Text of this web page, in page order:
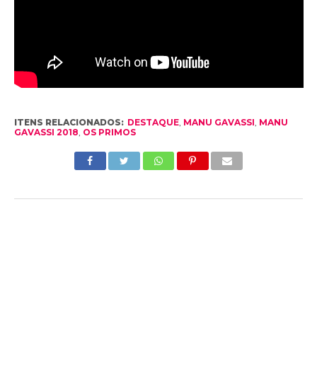
ITENS RELACIONADOS: DESTAQUE, MANU GAVASSI, MANU
GAVASSI 2018, OS PRIMOS